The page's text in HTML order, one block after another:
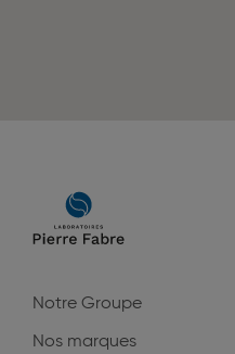
Main
navigation
Notre Groupe
Nos marques